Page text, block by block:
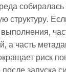
собиралась
структуру.
а часть
риск
запуска